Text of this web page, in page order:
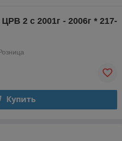
2 с 2001г - 2006г * 217-
Купить